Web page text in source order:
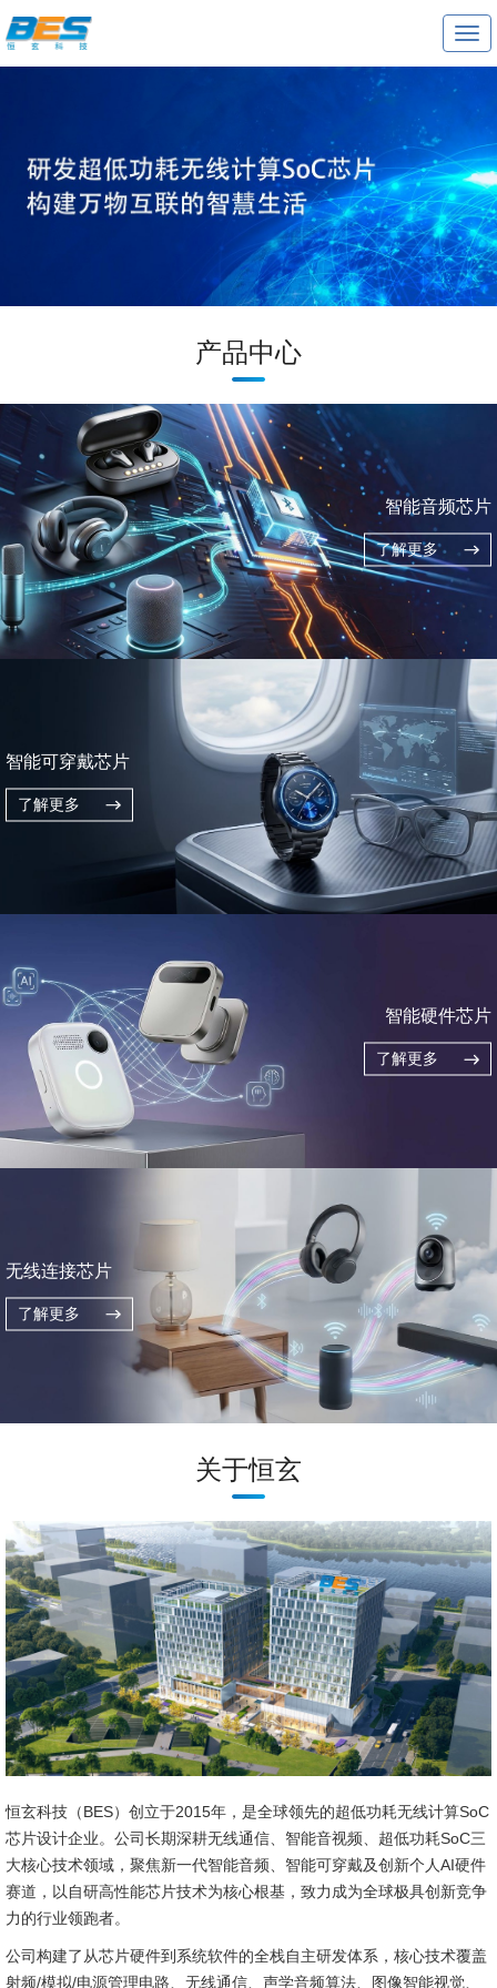
T
o
g
a
v
i
g
a
t
i
o
n
产品中心
智能音频芯片
了解更多
智能可穿戴芯片
了解更多
智能硬件芯片
了解更多
无线连接芯片
了解更多
关于恒玄
恒玄科技（BES）创立于2015年，是全球领先的超低功耗无线计算SoC
芯片设计企业。公司长期深耕无线通信、智能音视频、超低功耗SoC三
大核心技术领域，聚焦新一代智能音频、智能可穿戴及创新个人AI硬件
赛道，以自研高性能芯片技术为核心根基，致力成为全球极具创新竞争
力的行业领跑者。
公司构建了从芯片硬件到系统软件的全栈自主研发体系，核心技术覆盖
射频/模拟/电源管理电路、无线通信、声学音频算法、图像智能视觉、